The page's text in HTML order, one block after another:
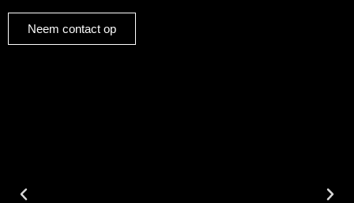
Neem contact op